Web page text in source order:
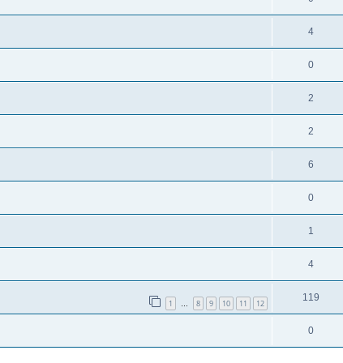
4
0
2
2
6
0
1
4
1 … 8 9 10 11 12
119
0